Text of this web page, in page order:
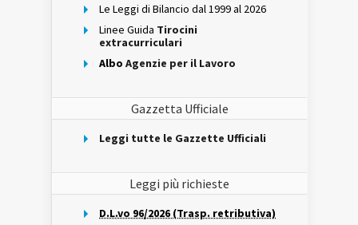
Le Leggi di Bilancio dal 1999 al 2026
Linee Guida Tirocini
extracurriculari
Albo Agenzie per il Lavoro
Gazzetta Ufficiale
Leggi tutte le Gazzette Ufficiali
Leggi più richieste
D.L.vo 96/2026 (Trasp. retributiva)